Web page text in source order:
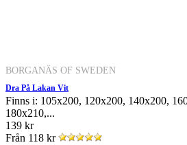
BORGANÄS OF SWEDEN
Dra På Lakan Vit
Finns i: 105x200, 120x200, 140x200,
180x210,...
139 kr
Från 118 kr